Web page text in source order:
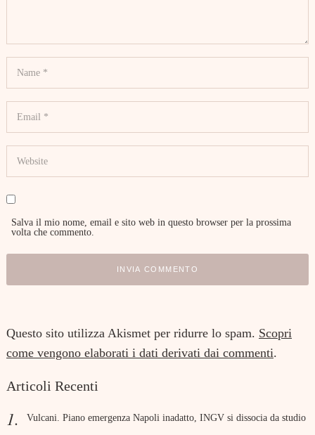
Salva il mio nome, email e sito web in questo browser per la prossima
volta che commento.
Questo sito utilizza Akismet per ridurre lo spam. Scopri
come vengono elaborati i dati derivati dai commenti.
Articoli Recenti
Vulcani. Piano emergenza Napoli inadatto, INGV si dissocia da studio